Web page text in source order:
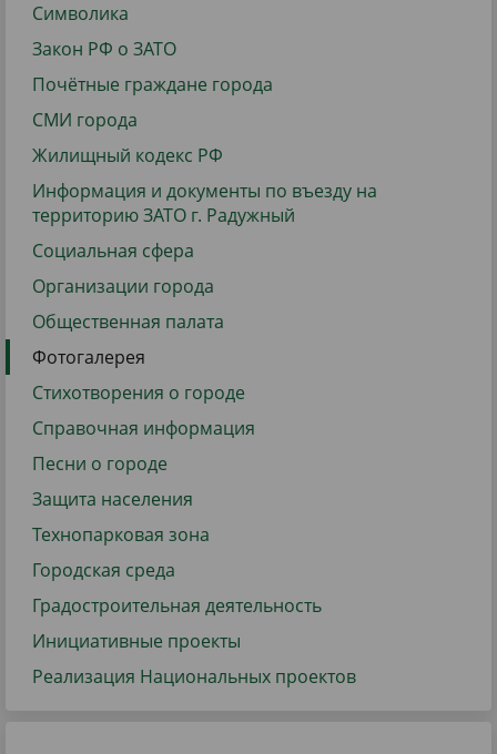
Символика
Закон РФ о ЗАТО
Почётные граждане города
СМИ города
Жилищный кодекс РФ
Информация и документы по въезду на
территорию ЗАТО г. Радужный
Социальная сфера
Организации города
Общественная палата
Фотогалерея
Стихотворения о городе
Справочная информация
Песни о городе
Защита населения
Технопарковая зона
Городская среда
Градостроительная деятельность
Инициативные проекты
Реализация Национальных проектов